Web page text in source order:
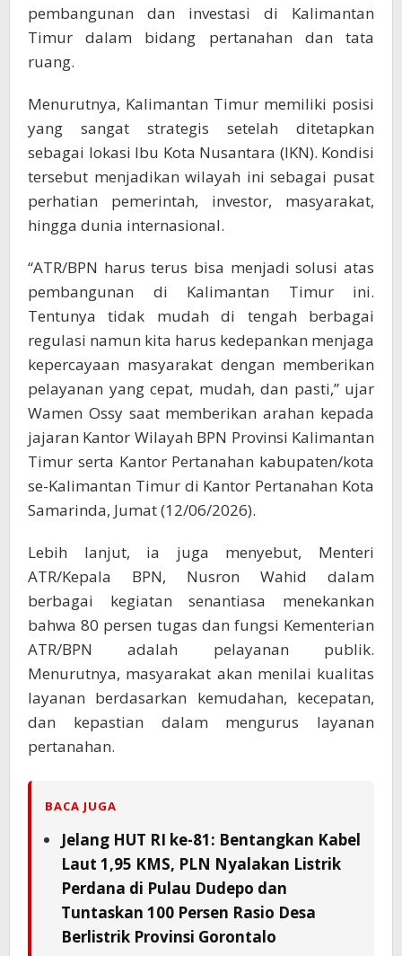
pembangunan dan investasi di Kalimantan
Timur dalam bidang pertanahan dan tata
ruang.
Menurutnya, Kalimantan Timur memiliki posisi
yang sangat strategis setelah ditetapkan
sebagai lokasi Ibu Kota Nusantara (IKN). Kondisi
tersebut menjadikan wilayah ini sebagai pusat
perhatian pemerintah, investor, masyarakat,
hingga dunia internasional.
“ATR/BPN harus terus bisa menjadi solusi atas
pembangunan di Kalimantan Timur ini.
Tentunya tidak mudah di tengah berbagai
regulasi namun kita harus kedepankan menjaga
kepercayaan masyarakat dengan memberikan
pelayanan yang cepat, mudah, dan pasti,” ujar
Wamen Ossy saat memberikan arahan kepada
jajaran Kantor Wilayah BPN Provinsi Kalimantan
Timur serta Kantor Pertanahan kabupaten/kota
se-Kalimantan Timur di Kantor Pertanahan Kota
Samarinda, Jumat (12/06/2026).
Lebih lanjut, ia juga menyebut, Menteri
ATR/Kepala BPN, Nusron Wahid dalam
berbagai kegiatan senantiasa menekankan
bahwa 80 persen tugas dan fungsi Kementerian
ATR/BPN adalah pelayanan publik.
Menurutnya, masyarakat akan menilai kualitas
layanan berdasarkan kemudahan, kecepatan,
dan kepastian dalam mengurus layanan
pertanahan.
BACA JUGA
Jelang HUT RI ke-81: Bentangkan Kabel
Laut 1,95 KMS, PLN Nyalakan Listrik
Perdana di Pulau Dudepo dan
Tuntaskan 100 Persen Rasio Desa
Berlistrik Provinsi Gorontalo